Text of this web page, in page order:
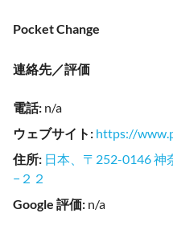
Pocket Change
連絡先／評価
電話: n/a
ウェブサイト : https://
住所: 日本、〒252-0146 神
−２２
Google 評価: n/a